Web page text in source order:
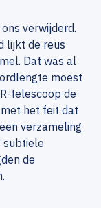
verwijderd.
lijkt de reus
Dat was al
moest
telescoop de
het feit dat
verzameling
subtiele
de